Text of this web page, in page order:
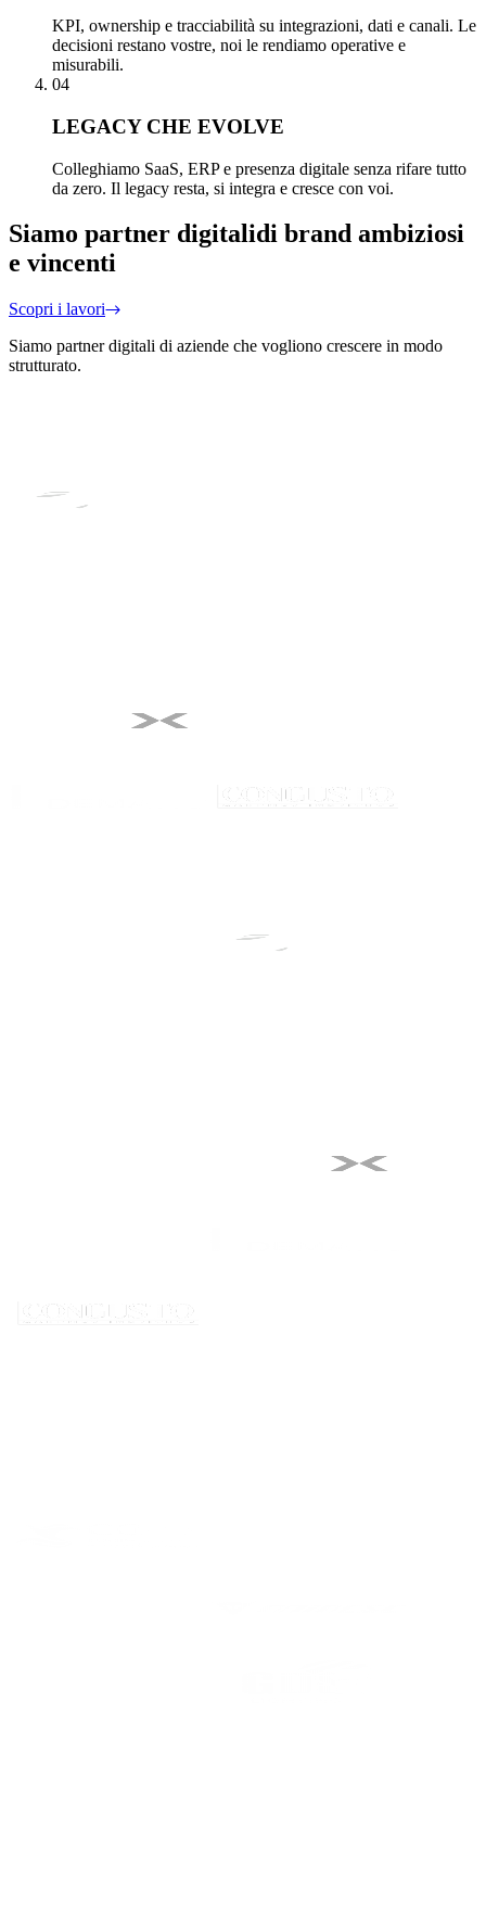
KPI, ownership e tracciabilità su integrazioni, dati e canali. Le
decisioni restano vostre, noi le rendiamo operative e
misurabili.
04
LEGACY CHE EVOLVE
Colleghiamo SaaS, ERP e presenza digitale senza rifare tutto
da zero. Il legacy resta, si integra e cresce con voi.
Siamo partner digitalidi brand ambiziosi
e vincenti
Scopri i lavori
Siamo partner digitali di aziende che vogliono crescere in modo
strutturato.